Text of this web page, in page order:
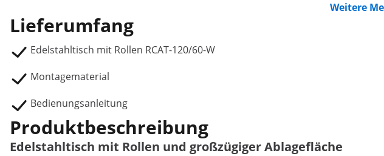
Weitere
Lieferumfang
Edelstahltisch mit Rollen RCAT-120/60-W
Montagematerial
Bedienungsanleitung
Produktbeschreibung
Edelstahltisch mit Rollen und großzügiger Ablagefläche